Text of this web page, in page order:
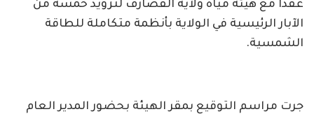
عقداً مع هيئة مياه ولاية القضارف لتزويد خمسة من
الآبار الرئيسية في الولاية بأنظمة متكاملة للطاقة
الشمسية.
جرت مراسم التوقيع بمقر الهيئة بحضور المدير العام